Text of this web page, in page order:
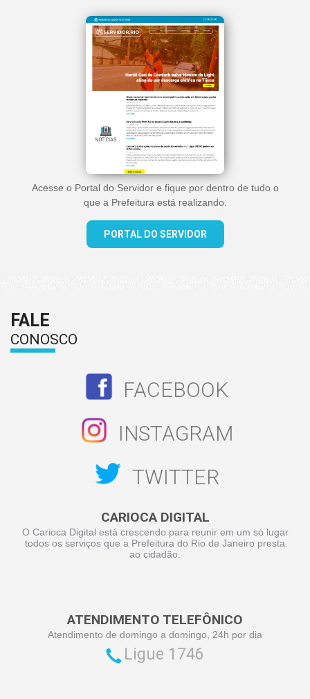
Acesse o Portal do Servidor e fique por dentro de tudo o
que a Prefeitura está realizando.
PORTAL DO SERVIDOR
FALE
CONOSCO
FACEBOOK
INSTAGRAM
TWITTER
CARIOCA DIGITAL
O Carioca Digital está crescendo para reunir em um só lugar
todos os serviços que a Prefeitura do Rio de Janeiro presta
ao cidadão.
ATENDIMENTO TELEFÔNICO
Atendimento de domingo a domingo, 24h por dia
Ligue 1746